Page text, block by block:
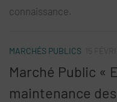
connaissance.
MARCHÉS PUBLICS
Marché Public «
maintenance